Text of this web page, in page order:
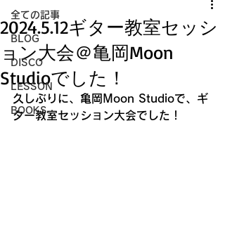
全ての記事
BLOG
DISCO
LESSON
BOOKS
2024.5.12ギター教室セッシ
ョン大会＠亀岡Moon
Studioでした！
久しぶりに、亀岡Moon Studioで、ギ
ター教室セッション大会でした！